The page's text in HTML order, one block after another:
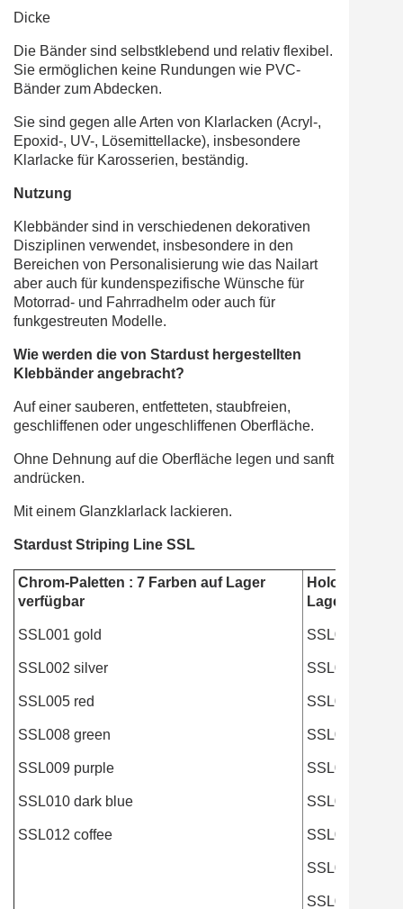
Dicke
Die Bänder sind selbstklebend und relativ flexibel.
Sie ermöglichen keine Rundungen wie PVC-
Bänder zum Abdecken.
Sie sind gegen alle Arten von Klarlacken (Acryl-,
Epoxid-, UV-, Lösemittellacke), insbesondere
Klarlacke für Karosserien, beständig.
Nutzung
Klebbänder sind in verschiedenen dekorativen
Disziplinen verwendet, insbesondere in den
Bereichen von Personalisierung wie das Nailart
aber auch für kundenspezifische Wünsche für
Motorrad- und Fahrradhelm oder auch für
funkgestreuten Modelle.
Wie werden die von Stardust hergestellten
Klebbänder angebracht?
Auf einer sauberen, entfetteten, staubfreien,
geschliffenen oder ungeschliffenen Oberfläche.
Ohne Dehnung auf die Oberfläche legen und sanft
andrücken.
Mit einem Glanzklarlack lackieren.
Stardust Striping Line SSL
Chrom-Paletten : 7 Farben auf Lager
verfügbar
SSL001 gold
SSL002 silver
SSL005 red
SSL008 green
SSL009 purple
SSL010 dark blue
SSL012 coffee
Holographie-
Lager
SSL015 laser
SSL016 laser
SSL017 laser
SSL018 laser
SSL021 laser
SSL022 laser
SSL024 laser
SSL025 laser
SSL026 laser